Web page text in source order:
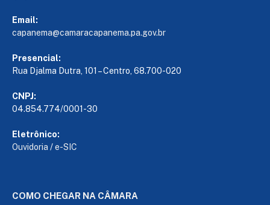
Email:
capanema@camaracapanema.pa.gov.br
Presencial:
Rua Djalma Dutra, 101 – Centro, 68.700-020
CNPJ:
04.854.774/0001-30
Eletrônico:
Ouvidoria /e-SIC
COMO CHEGAR NA CÂMARA